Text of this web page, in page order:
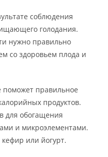
соблюдения
голодания.
нужно правильно
со здоровьем плода и
поможет правильное
продуктов.
для обогащения
и микроэлементами.
или йогурт.